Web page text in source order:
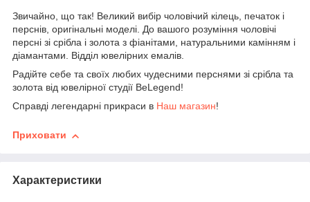
Звичайно, що так! Великий вибір чоловічий кілець, печаток і
перснів, оригінальні моделі. До вашого розуміння чоловічі
персні зі срібла і золота з фіанітами, натуральними камінням і
діамантами. Відділ ювелірних емалів.
Радійте себе та своїх любих чудесними перснями зі срібла та
золота від ювелірної студії BeLegend!
Справді легендарні прикраси в Наш магазин!
Приховати
Характеристики